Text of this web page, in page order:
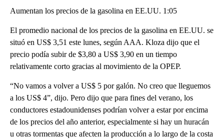
Aumentan los precios de la gasolina en EE.UU. 1:05
El promedio nacional de los precios de la gasolina en EE.UU. se
situó en US$ 3,51 este lunes, según AAA. Kloza dijo que el
precio podía subir de $3,80 a US$ 3,90 en un tiempo
relativamente corto gracias al movimiento de la OPEP.
“No vamos a volver a US$ 5 por galón. No creo que lleguemos
a los US$ 4”, dijo. Pero dijo que para fines del verano, los
conductores estadounidenses podrían volver a estar por encima
de los precios del año anterior, especialmente si hay un huracán
u otras tormentas que afecten la producción a lo largo de la costa